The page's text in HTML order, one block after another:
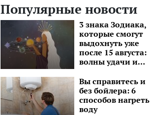
Популярные новости
3 знака Зодиака,
которые смогут
выдохнуть уже
после 15 августа:
волны удачи и
Вы справитесь и
без бойлера: 6
способов нагреть
воду